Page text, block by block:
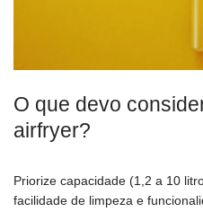
O que devo
airfryer?
Priorize capacidade (1,2 a 10
facilidade de limpeza e